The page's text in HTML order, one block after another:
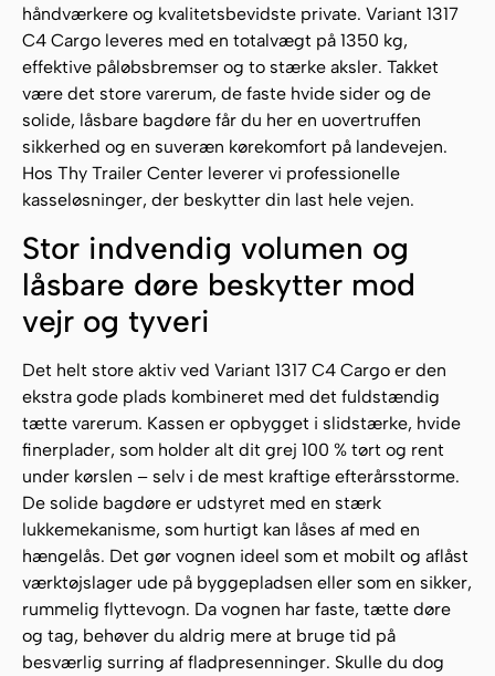
håndværkere og kvalitetsbevidste private. Variant 1317
C4 Cargo leveres med en totalvægt på 1350 kg,
effektive påløbsbremser og to stærke aksler. Takket
være det store varerum, de faste hvide sider og de
solide, låsbare bagdøre får du her en uovertruffen
sikkerhed og en suveræn kørekomfort på landevejen.
Hos Thy Trailer Center leverer vi professionelle
kasseløsninger, der beskytter din last hele vejen.
Stor indvendig volumen og
låsbare døre beskytter mod
vejr og tyveri
Det helt store aktiv ved Variant 1317 C4 Cargo er den
ekstra gode plads kombineret med det fuldstændig
tætte varerum. Kassen er opbygget i slidstærke, hvide
finerplader, som holder alt dit grej 100 % tørt og rent
under kørslen – selv i de mest kraftige efterårsstorme.
De solide bagdøre er udstyret med en stærk
lukkemekanisme, som hurtigt kan låses af med en
hængelås. Det gør vognen ideel som et mobilt og aflåst
værktøjslager ude på byggepladsen eller som en sikker,
rummelig flyttevogn. Da vognen har faste, tætte døre
og tag, behøver du aldrig mere at bruge tid på
besværlig surring af fladpresenninger. Skulle du dog